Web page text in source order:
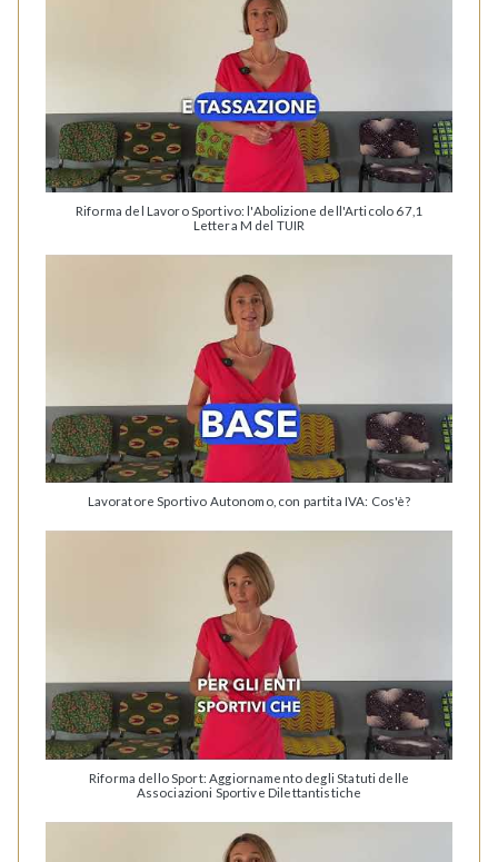
Riforma del Lavoro Sportivo: l'Abolizione dell'Articolo 67,1
Lettera M del TUIR
Lavoratore Sportivo Autonomo, con partita IVA: Cos'è?
Riforma dello Sport: Aggiornamento degli Statuti delle
Associazioni Sportive Dilettantistiche